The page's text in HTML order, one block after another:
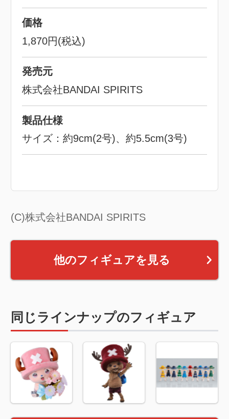
価格
1,870円(税込)
発売元
株式会社BANDAI SPIRITS
製品仕様
サイズ：約9cm(2号)、約5.5cm(3号)
(C)株式会社BANDAI SPIRITS
他のフィギュアを見る
同じラインナップのフィギュア